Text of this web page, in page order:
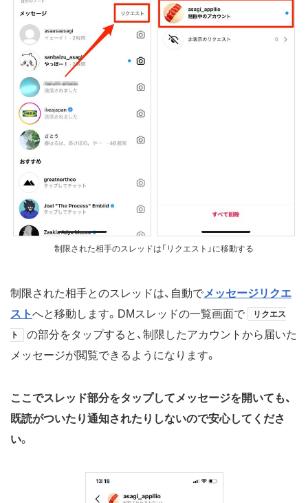
制限された相手のスレッドは「リクエスト」に移動する
制限された相手とのスレッドは、自動でメッセージリクエ
ストへと移動します。DMスレッドの一覧画面で リクエス
ト
の部分をタップすると、制限したアカウントから届いた
メッセージが閲覧できるようになります。
ここでスレッド部分をタップしてメッセージを開いても、
既読がついたり通知されたりしないので安心してくださ
い。